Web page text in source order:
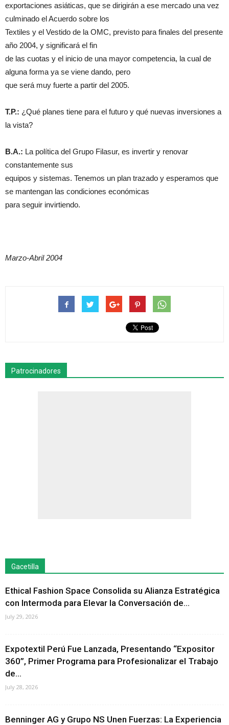
exportaciones asiáticas, que se dirigirán a ese mercado una vez
culminado el Acuerdo sobre los
Textiles y el Vestido de la OMC, previsto para finales del presente
año 2004, y significará el fin
de las cuotas y el inicio de una mayor competencia, la cual de
alguna forma ya se viene dando, pero
que será muy fuerte a partir del 2005.
T.P.: ¿Qué planes tiene para el futuro y qué nuevas inversiones a
la vista?
B.A.: La política del Grupo Filasur, es invertir y renovar
constantemente sus
equipos y sistemas. Tenemos un plan trazado y esperamos que
se mantengan las condiciones económicas
para seguir invirtiendo.
Marzo-Abril 2004
Patrocinadores
Gacetilla
Ethical Fashion Space Consolida su Alianza Estratégica
con Intermoda para Elevar la Conversación de...
July 29, 2026
Expotextil Perú Fue Lanzada, Presentando “Expositor
360”, Primer Programa para Profesionalizar el Trabajo
de...
July 28, 2026
Benninger AG y Grupo NS Unen Fuerzas: La Experiencia